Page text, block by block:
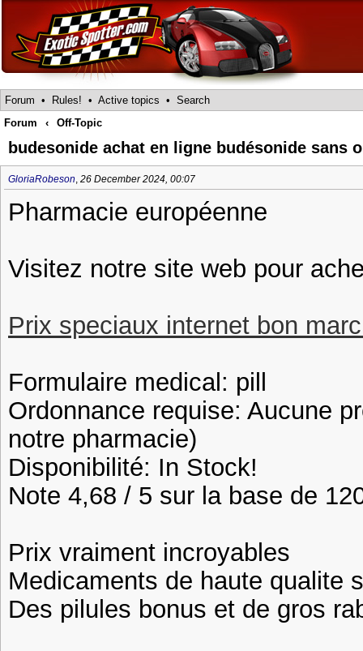
Forum • Rules! • Active topics • Search
Forum
‹ Off-Topic
budesonide achat en ligne budésonide sans
GloriaRobeson, 26 December 2024, 00:07
Pharmacie européenne
Visitez notre site web pour
Prix speciaux internet bon
Formulaire medical: pill
Ordonnance requise: Aucune
notre pharmacie)
Disponibilité: In Stock!
Note 4,68 / 5 sur la base de
Prix vraiment incroyables
Medicaments de haute qualite
Des pilules bonus et de gros